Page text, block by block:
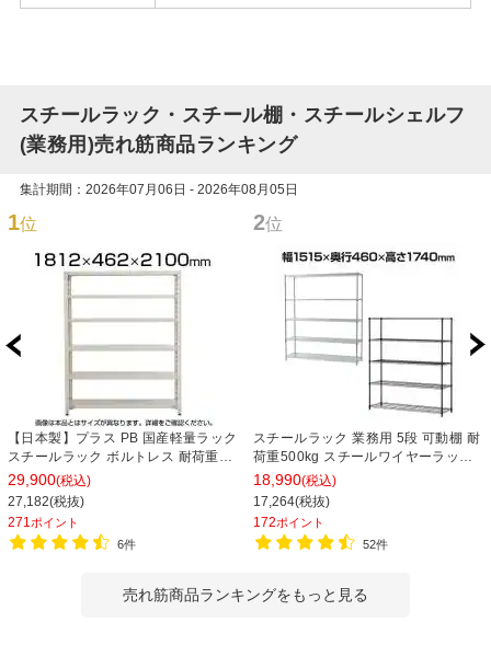
スチールラック・スチール棚・スチールシェルフ
(業務用)売れ筋商品ランキング
集計期間：2026年07月06日 - 2026年08月05日
1位
【日本製】プラス PB 国産軽量ラック
スチールラック ボルトレス 耐荷重
150kg/段 天地6段 幅1812×奥行462×
高さ2100mm スチール棚 スチールシ
ェルフ 収納棚 オープンラック 収納ラ
ック
29,900(税込)
27,182(税抜)
271ポイント
6件
2位
スチールラック 業務用 5段 可動棚 耐
荷重500kg スチールワイヤーラック
シェルゴ 幅1515×奥行460×高さ
1740mm
18,990(税込)
17,264(税抜)
172ポイント
52件
売れ筋商品ランキングをもっと見る